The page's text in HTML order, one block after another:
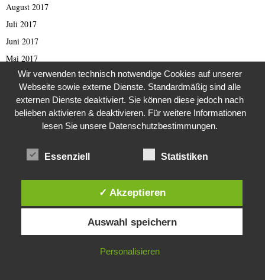
August 2017
Juli 2017
Juni 2017
Mai 2017
April 2017
März 2017
Februar 2017
Januar 2017
Oktober 2016
September 2016
Diese Website verwendet Cookies. Durch die weitere Nutzung dieser
Website stimmst du der Verwendung von Cookies zu.
IN ORDNUNG
Wir verwenden technisch notwendige Cookies auf unserer
Webseite sowie externe Dienste. Standardmäßig sind alle
externen Dienste deaktiviert. Sie können diese jedoch nach
belieben aktivieren & deaktivieren. Für weitere Informationen
lesen Sie unsere Datenschutzbestimmungen.
Essenziell Statistiken
✓ Akzeptieren
Auswahl speichern
Personalisieren